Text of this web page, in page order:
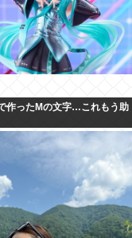
作ったMの文字…これもう助